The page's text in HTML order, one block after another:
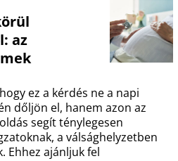
az
ez a kérdés ne a napi
dőljön el, hanem azon az
segít ténylegesen
a válsághelyzetben
Ehhez ajánljuk fel